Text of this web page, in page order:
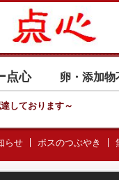
ー点心 卵・添加
しております～
らせ ボスのつぶやき